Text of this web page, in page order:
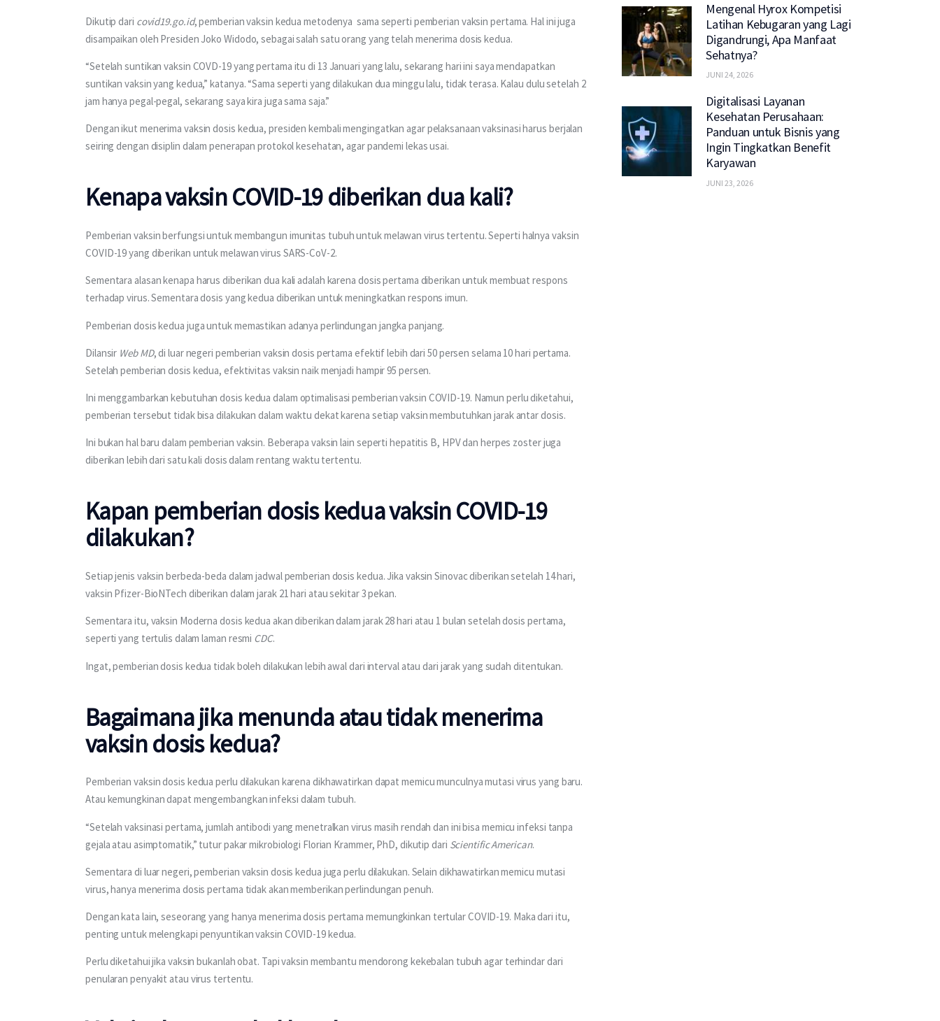
Dikutip dari covid19.go.id, pemberian vaksin kedua metodenya  sama seperti pemberian vaksin pertama. Hal ini juga
disampaikan oleh Presiden Joko Widodo, sebagai salah satu orang yang telah menerima dosis kedua.
“Setelah suntikan vaksin COVD-19 yang pertama itu di 13 Januari yang lalu, sekarang hari ini saya mendapatkan
suntikan vaksin yang kedua,” katanya. “Sama seperti yang dilakukan dua minggu lalu, tidak terasa. Kalau dulu setelah 2
jam hanya pegal-pegal, sekarang saya kira juga sama saja.”
Dengan ikut menerima vaksin dosis kedua, presiden kembali mengingatkan agar pelaksanaan vaksinasi harus berjalan
seiring dengan disiplin dalam penerapan protokol kesehatan, agar pandemi lekas usai.
Kenapa vaksin COVID-19 diberikan dua kali?
Pemberian vaksin berfungsi untuk membangun imunitas tubuh untuk melawan virus tertentu. Seperti halnya vaksin
COVID-19 yang diberikan untuk melawan virus SARS-CoV-2.
Sementara alasan kenapa harus diberikan dua kali adalah karena dosis pertama diberikan untuk membuat respons
terhadap virus. Sementara dosis yang kedua diberikan untuk meningkatkan respons imun.
Pemberian dosis kedua juga untuk memastikan adanya perlindungan jangka panjang.
Dilansir Web MD, di luar negeri pemberian vaksin dosis pertama efektif lebih dari 50 persen selama 10 hari pertama.
Setelah pemberian dosis kedua, efektivitas vaksin naik menjadi hampir 95 persen.
Ini menggambarkan kebutuhan dosis kedua dalam optimalisasi pemberian vaksin COVID-19. Namun perlu diketahui,
pemberian tersebut tidak bisa dilakukan dalam waktu dekat karena setiap vaksin membutuhkan jarak antar dosis.
Ini bukan hal baru dalam pemberian vaksin. Beberapa vaksin lain seperti hepatitis B, HPV dan herpes zoster juga
diberikan lebih dari satu kali dosis dalam rentang waktu tertentu.
Kapan pemberian dosis kedua vaksin COVID-19
dilakukan?
Setiap jenis vaksin berbeda-beda dalam jadwal pemberian dosis kedua. Jika vaksin Sinovac diberikan setelah 14 hari,
vaksin Pfizer-BioNTech diberikan dalam jarak 21 hari atau sekitar 3 pekan.
Sementara itu, vaksin Moderna dosis kedua akan diberikan dalam jarak 28 hari atau 1 bulan setelah dosis pertama,
seperti yang tertulis dalam laman resmi CDC.
Ingat, pemberian dosis kedua tidak boleh dilakukan lebih awal dari interval atau dari jarak yang sudah ditentukan.
Bagaimana jika menunda atau tidak menerima
vaksin dosis kedua?
Pemberian vaksin dosis kedua perlu dilakukan karena dikhawatirkan dapat memicu munculnya mutasi virus yang baru.
Atau kemungkinan dapat mengembangkan infeksi dalam tubuh.
“Setelah vaksinasi pertama, jumlah antibodi yang menetralkan virus masih rendah dan ini bisa memicu infeksi tanpa
gejala atau asimptomatik,” tutur pakar mikrobiologi Florian Krammer, PhD, dikutip dari Scientific American.
Sementara di luar negeri, pemberian vaksin dosis kedua juga perlu dilakukan. Selain dikhawatirkan memicu mutasi
virus, hanya menerima dosis pertama tidak akan memberikan perlindungan penuh.
Dengan kata lain, seseorang yang hanya menerima dosis pertama memungkinkan tertular COVID-19. Maka dari itu,
penting untuk melengkapi penyuntikan vaksin COVID-19 kedua.
Perlu diketahui jika vaksin bukanlah obat. Tapi vaksin membantu mendorong kekebalan tubuh agar terhindar dari
penularan penyakit atau virus tertentu.
Mengenal Hyrox Kompetisi
Latihan Kebugaran yang Lagi
Digandrungi, Apa Manfaat
Sehatnya?
JUNI 24, 2026
Digitalisasi Layanan
Kesehatan Perusahaan:
Panduan untuk Bisnis yang
Ingin Tingkatkan Benefit
Karyawan
JUNI 23, 2026